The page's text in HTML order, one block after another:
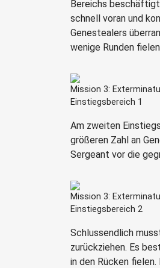
Bereichs beschäftigt
schnell voran und
Genestealers
wenige Runden
Mission 3:
Einstiegsbereich 1
Am zweiten
größeren Zahl an
Sergeant vor die
Mission 3:
Einstiegsbereich 2
Schlussendlich
zurückziehen. Es
in den Rücken